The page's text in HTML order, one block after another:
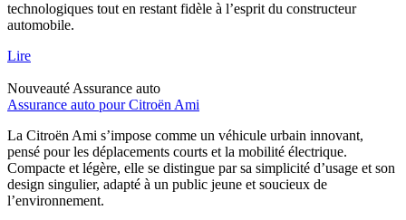
technologiques tout en restant fidèle à l’esprit du constructeur
automobile.
Lire
Nouveauté Assurance auto
Assurance auto pour Citroën Ami
La Citroën Ami s’impose comme un véhicule urbain innovant,
pensé pour les déplacements courts et la mobilité électrique.
Compacte et légère, elle se distingue par sa simplicité d’usage et son
design singulier, adapté à un public jeune et soucieux de
l’environnement.